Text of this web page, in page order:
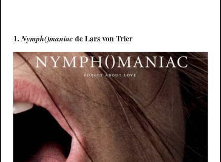
1.Nymph()maniac de Lars von Trier